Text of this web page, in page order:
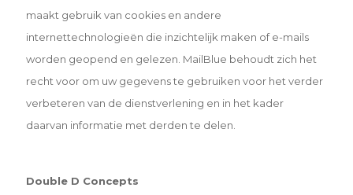
maakt gebruik van cookies en andere
internettechnologieën die inzichtelijk maken of e-mails
worden geopend en gelezen. MailBlue behoudt zich het
recht voor om uw gegevens te gebruiken voor het verder
verbeteren van de dienstverlening en in het kader
daarvan informatie met derden te delen.
Double D Concepts